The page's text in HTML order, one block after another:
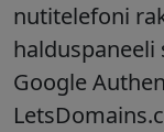
nutitelefoni
halduspaneeli
Google